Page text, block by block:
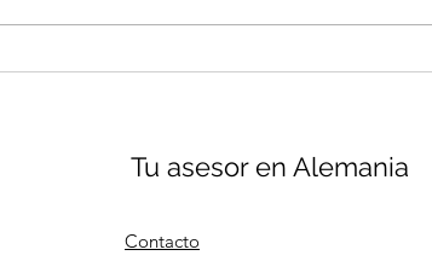
AHORA
Tu asesor en Alemania
Contacto